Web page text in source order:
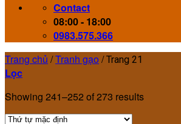
Contact
08:00 - 18:00
0983.575.366
Trang chủ /Tranh gạo/Trang 21
Lọc
Showing 241–252 of 273 results